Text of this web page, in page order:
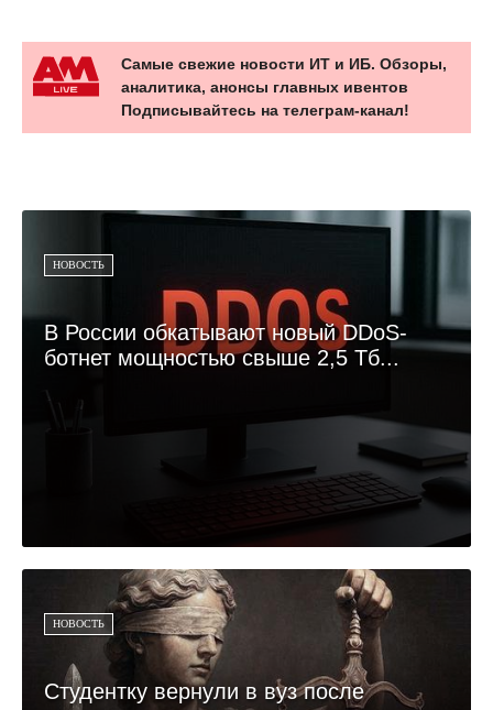
Самые свежие новости ИТ и ИБ. Обзоры,
аналитика, анонсы главных ивентов
Подписывайтесь на телеграм-канал!
НОВОСТЬ
В России обкатывают новый DDoS-
ботнет мощностью свыше 2,5 Тб...
НОВОСТЬ
Студентку вернули в вуз после